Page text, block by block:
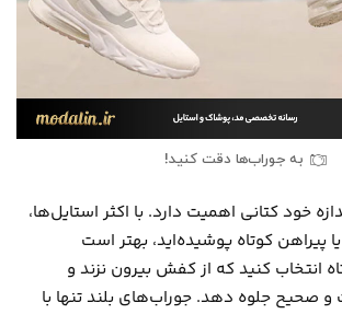
به جوراب‌ها دقت کنید!
خود کتانی اهمیت دارد. با اکثر استایل‌ها،
پیراهن کوتاه پوشیده‌اید، بهتر است
انتخاب کنید که از کفش بیرون نزند و
و صحیح جلوه دهد. جوراب‌های بلند تنها با